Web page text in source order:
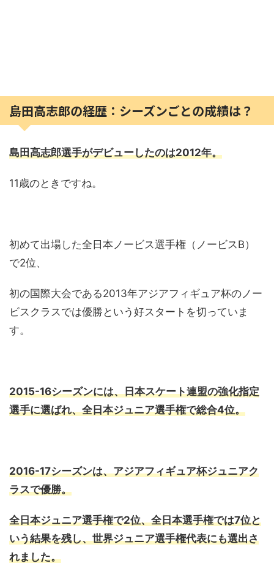
島田高志郎の経歴：シーズンごとの成績は？
島田高志郎選手がデビューしたのは2012年。
11歳のときですね。
初めて出場した全日本ノービス選手権（ノービスB）
で2位、
初の国際大会である2013年アジアフィギュア杯のノー
ビスクラスでは優勝という好スタートを切っていま
す。
2015-16シーズンには、日本スケート連盟の強化指定
選手に選ばれ、全日本ジュニア選手権で総合4位。
2016-17シーズンは、アジアフィギュア杯ジュニアク
ラスで優勝。
全日本ジュニア選手権で2位、全日本選手権では7位と
いう結果を残し、世界ジュニア選手権代表にも選出さ
れました。